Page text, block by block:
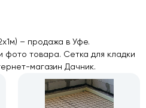
– продажа в Уфе.
фото товара. Сетка для кладки
магазин Дачник.